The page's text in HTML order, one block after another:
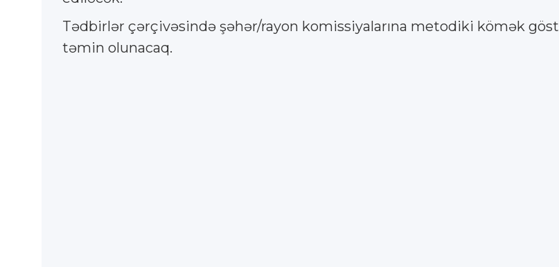
Tədbirlər çərçivəsində şəhər/rayon komissiyalarına metodiki kömək
təmin olunacaq.